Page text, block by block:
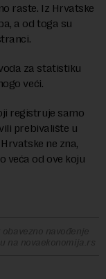
raste. Iz Hrvatske
a od toga su
za statistiku
veći.
registruje samo
prebivalište u
ne zna,
veća od ove koju
navođenje
novaekonomija.rs